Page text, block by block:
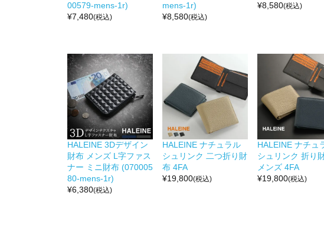
00579-mens-1r)
¥7,480(税込)
mens-1r)
¥8,580(税込)
¥8,580(税込)
HALEINE 3Dデザイン
財布 メンズ L字ファス
ナー ミニ財布 (070005
80-mens-1r)
¥6,380(税込)
HALEINE ナチュラル
シュリンク 二つ折り財
布 4FA
¥19,800(税込)
HALEINE ナチュ
シュリンク 折り
メンズ 4FA
¥19,800(税込)